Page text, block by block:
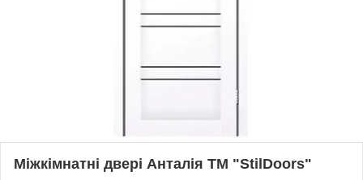
Міжкімнатні двері Анталія ТМ "StilDoors"